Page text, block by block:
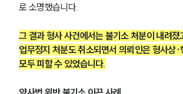
로 소명했습니다.
그 결과 형사 사건에서는 불기소 처분이 내려졌
업무정지 처분도 취소되면서 의뢰인은 형사상
모두 피할 수 있었습니다.